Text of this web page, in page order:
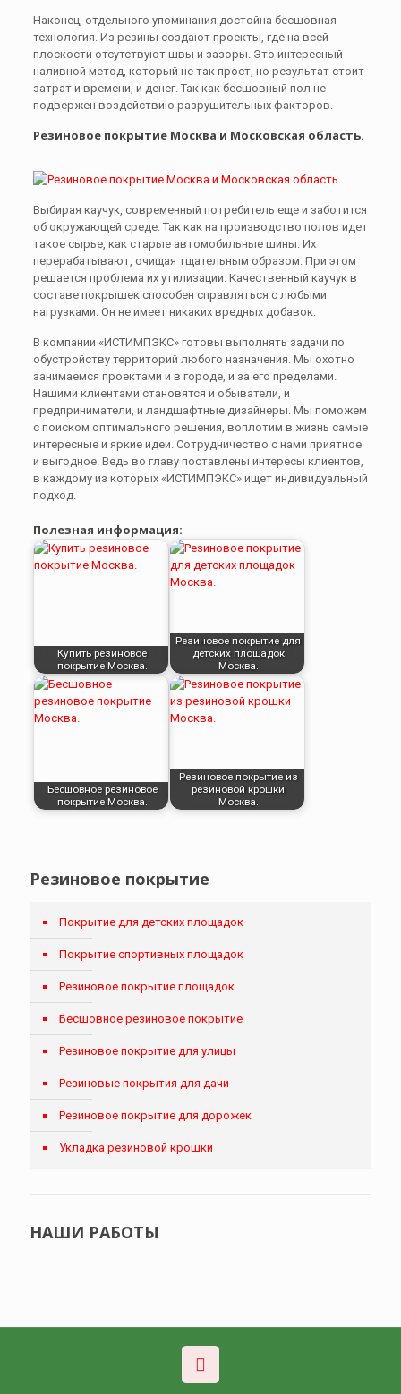
Наконец, отдельного упоминания достойна бесшовная
технология. Из резины создают проекты, где на всей
плоскости отсутствуют швы и зазоры. Это интересный
наливной метод, который не так прост, но результат стоит
затрат и времени, и денег. Так как бесшовный пол не
подвержен воздействию разрушительных факторов.
Резиновое покрытие Москва и Московская область.
Выбирая каучук, современный потребитель еще и заботится
об окружающей среде. Так как на производство полов идет
такое сырье, как старые автомобильные шины. Их
перерабатывают, очищая тщательным образом. При этом
решается проблема их утилизации. Качественный каучук в
составе покрышек способен справляться с любыми
нагрузками. Он не имеет никаких вредных добавок.
В компании «ИСТИМПЭКС» готовы выполнять задачи по
обустройству территорий любого назначения. Мы охотно
занимаемся проектами и в городе, и за его пределами.
Нашими клиентами становятся и обыватели, и
предприниматели, и ландшафтные дизайнеры. Мы поможем
с поиском оптимального решения, воплотим в жизнь самые
интересные и яркие идеи. Сотрудничество с нами приятное
и выгодное. Ведь во главу поставлены интересы клиентов,
в каждому из которых «ИСТИМПЭКС» ищет индивидуальный
подход.
Полезная информация:
Купить резиновое
покрытие Москва.
Резиновое покрытие для
детских площадок
Москва.
Бесшовное резиновое
покрытие Москва.
Резиновое покрытие из
резиновой крошки
Москва.
Резиновое покрытие
Покрытие для детских площадок
Покрытие спортивных площадок
Резиновое покрытие площадок
Бесшовное резиновое покрытие
Резиновое покрытие для улицы
Резиновые покрытия для дачи
Резиновое покрытие для дорожек
Укладка резиновой крошки
НАШИ РАБОТЫ